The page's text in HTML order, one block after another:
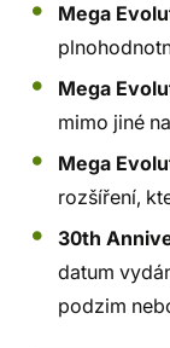
Mega
Mega
mimo jiné
Mega
rozšíření,
30th
datum
podzim